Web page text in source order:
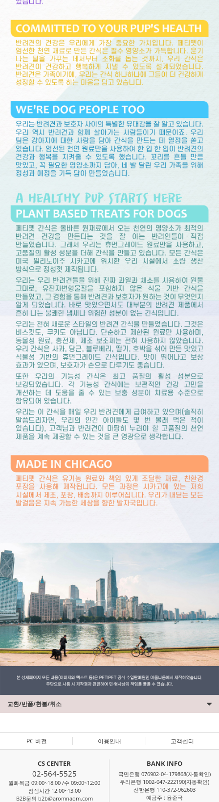
교환/반품/환불/취소
PC 버전 이용안내 고객센터
CS CENTER
02-564-5525
월화목금 09:00~18:00 /수 09:00~12:00
점심시간 12:00~13:00
B2B문의 b2b@aromnaom.com
BANK INFO
국민은행 076902-04-179868(자동확인)
우리은행 1002-047-222190(자동확인)
신한은행 110-372-962603
예금주 : 윤준국